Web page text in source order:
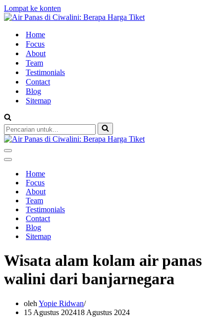
Lompat ke konten
Home
Focus
About
Team
Testimonials
Contact
Blog
Sitemap
Pencarian
untuk...
Menu
Navigasi
Menu
NavigasiHome
Focus
About
Team
Testimonials
Contact
Blog
Sitemap
Wisata alam kolam air panas
walini dari banjarnegara
oleh Yopie Ridwan
15 Agustus 202418 Agustus 2024